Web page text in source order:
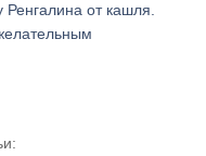
от кашля.